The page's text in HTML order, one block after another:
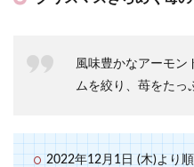
風味豊かなアーモン
ムを絞り、苺をたっ
2022年12月1日 (木)より